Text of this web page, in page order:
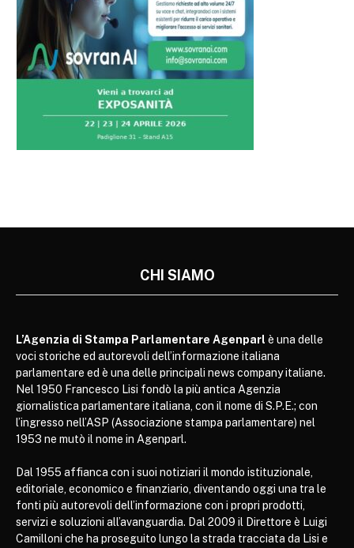
CHI SIAMO
L’Agenzia di Stampa Parlamentare Agenparl è una delle
voci storiche ed autorevoli dell’informazione italiana
parlamentare ed è una delle principali news company italiane.
Nel 1950 Francesco Lisi fondò la più antica Agenzia
giornalistica parlamentare italiana, con il nome di S.P.E.; con
l’ingresso nell’ASP (Associazione stampa parlamentare) nel
1953 ne mutò il nome in Agenparl.
Dal 1955 affianca con i suoi notiziari il mondo istituzionale,
editoriale, economico e finanziario, diventando oggi una tra le
fonti più autorevoli dell’informazione con i propri prodotti,
servizi e soluzioni all’avanguardia. Dal 2009 il Direttore è Luigi
Camilloni che ha proseguito lungo la strada tracciata da Lisi e